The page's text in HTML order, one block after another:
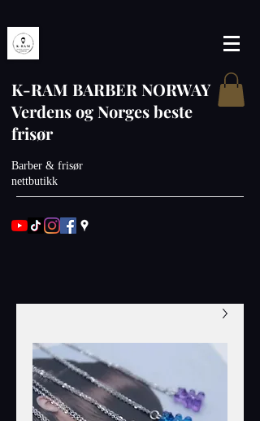
K-RAM BARBER NORWAY
Verdens og Norges beste
frisør
Barber & frisør
nettbutikk